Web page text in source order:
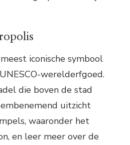
iconische symbool
werelderfgoed.
die boven de stad
uitzicht
waaronder het
en leer meer over de